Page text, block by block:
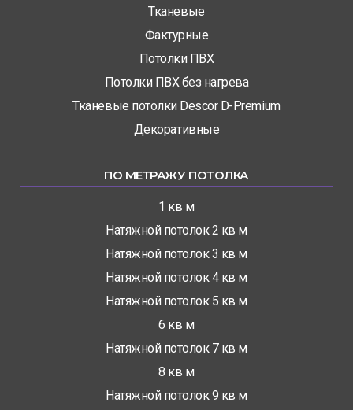
Тканевые
Фактурные
Потолки ПВХ
Потолки ПВХ без нагрева
Тканевые потолки Descor D-Premium
Декоративные
ПО МЕТРАЖУ ПОТОЛКА
1 кв м
Натяжной потолок 2 кв м
Натяжной потолок 3 кв м
Натяжной потолок 4 кв м
Натяжной потолок 5 кв м
6 кв м
Натяжной потолок 7 кв м
8 кв м
Натяжной потолок 9 кв м